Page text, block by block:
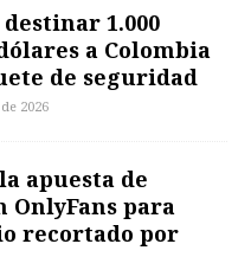
destinar 1.000
a Colombia
de seguridad
2026
apuesta de
OnlyFans para
recortado por